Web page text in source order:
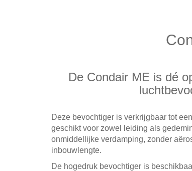
De Condair ME is dé
Deze bevochtiger is verkrijgbaar tot
geschikt voor zowel leiding als
onmiddellijke verdamping, zonder
inbouwlengte.
De hogedruk bevochtiger is